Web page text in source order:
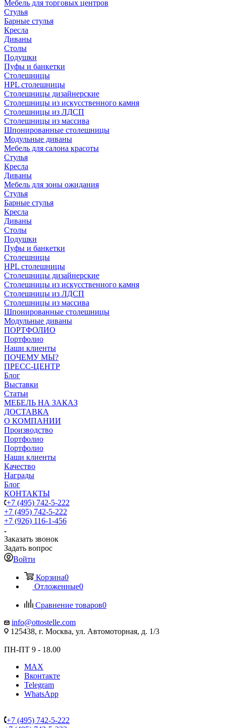
Мебель для торговых центров
Стулья
Барные стулья
Кресла
Диваны
Столы
Подушки
Пуфы и банкетки
Столешницы
HPL столешницы
Столешницы дизайнерские
Столешницы из искусственного камня
Столешницы из ЛДСП
Столешницы из массива
Шпонированные столешницы
Модульные диваны
Мебель для салона красоты
Стулья
Кресла
Диваны
Мебель для зоны ожидания
Стулья
Барные стулья
Кресла
Диваны
Столы
Подушки
Пуфы и банкетки
Столешницы
HPL столешницы
Столешницы дизайнерские
Столешницы из искусственного камня
Столешницы из ЛДСП
Столешницы из массива
Шпонированные столешницы
Модульные диваны
ПОРТФОЛИО
Портфолио
Наши клиенты
ПОЧЕМУ МЫ?
ПРЕСС-ЦЕНТР
Блог
Выставки
Статьи
МЕБЕЛЬ НА ЗАКАЗ
ДОСТАВКА
О КОМПАНИИ
Производство
Портфолио
Портфолио
Наши клиенты
Качество
Награды
Блог
КОНТАКТЫ
+7 (495) 742-5-222
+7 (495) 742-5-222
+7 (926) 116-1-456
Заказать звонок
Задать вопрос
Войти
Корзина0
Отложенные0
Сравнение товаров0
info@ottostelle.com
125438, г. Москва, ул. Автомоторная, д. 1/3
ПН-ПТ 9 - 18.00
MAX
Вконтакте
Telegram
WhatsApp
+7 (495) 742-5-222